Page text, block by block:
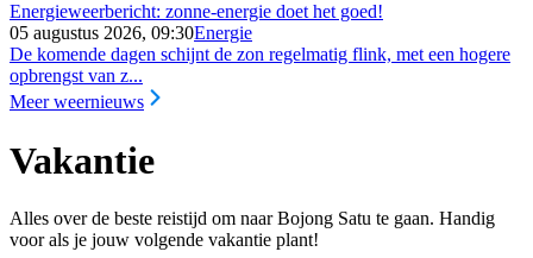
Energieweerbericht: zonne-energie doet het goed!
05 augustus 2026, 09:30Energie
De komende dagen schijnt de zon regelmatig flink, met een hogere
opbrengst van z...
Meer weernieuws
Vakantie
Alles over de beste reistijd om naar Bojong Satu te gaan. Handig
voor als je jouw volgende vakantie plant!